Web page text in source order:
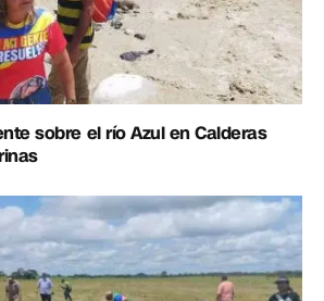
sobre el río Azul en Calderas